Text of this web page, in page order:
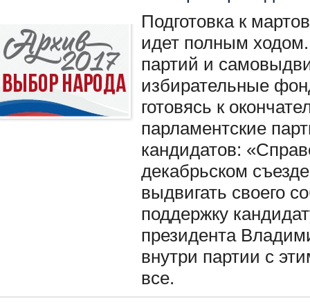
Подготовка к
идет полным
партий и
избирательные
готовясь к
парламентские
кандидатов:
декабрьском
выдвигать своего
поддержку
президента
внутри партии с
все.